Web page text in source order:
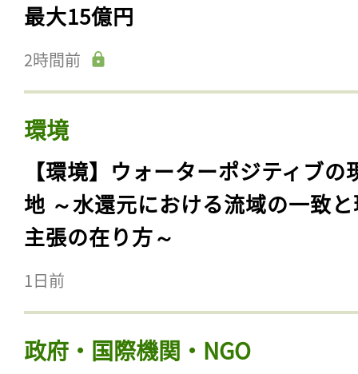
最大15億円
2時間前
環境
【環境】ウォーターポジティブの
地 ～水還元における流域の一致
主張の在り方～
1日前
政府・国際機関・NGO